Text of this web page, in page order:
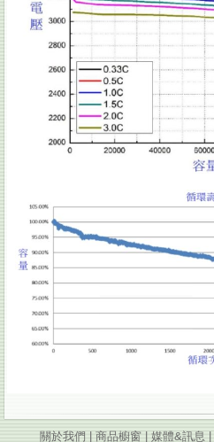
關於我們 商品櫥窗| 媒體&訊息